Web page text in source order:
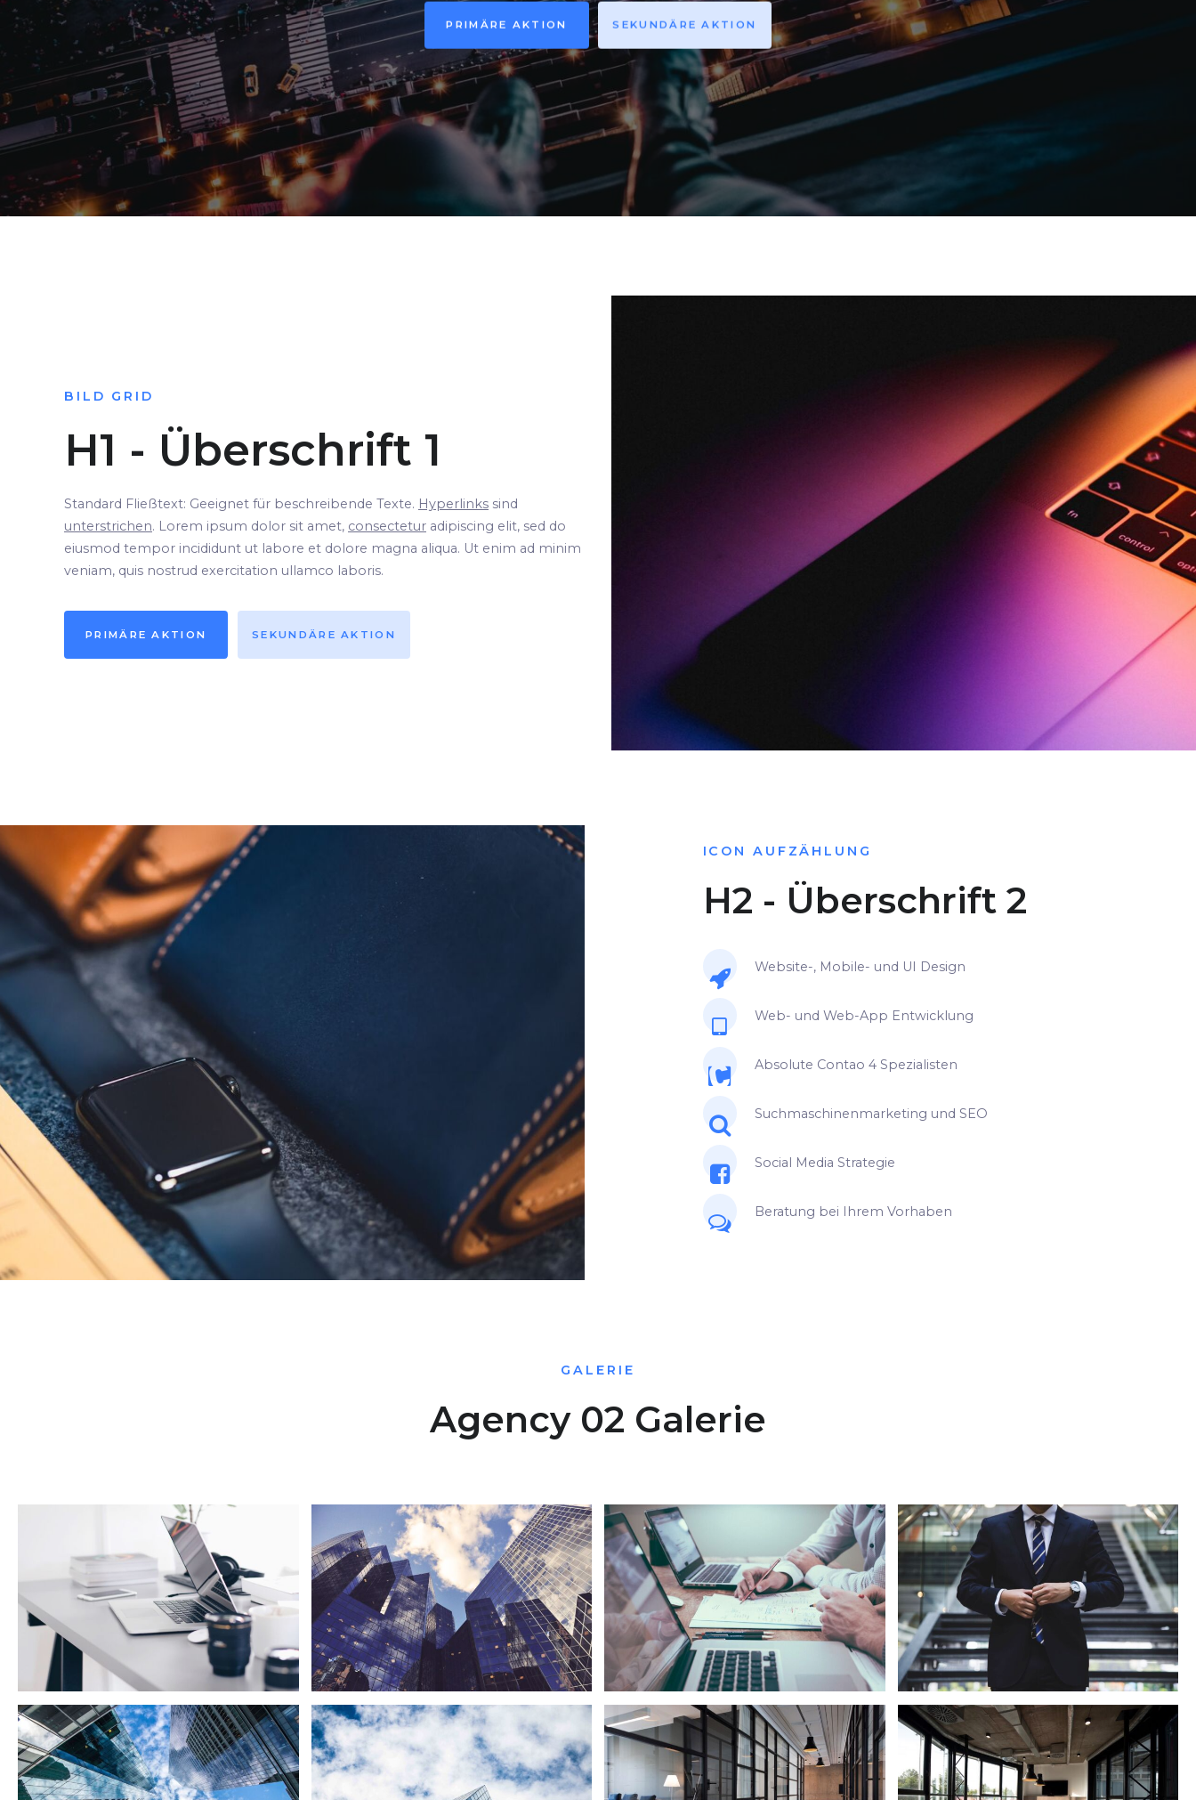
PRIMÄRE AKTION SEKUNDÄRE AKTION
BILD GRID
H1 - Überschrift 1
Standard Fließtext: Geeignet für beschreibende Texte. Hyperlinks sind
unterstrichen. Lorem ipsum dolor sit amet, consectetur adipiscing elit, sed do
eiusmod tempor incididunt ut labore et dolore magna aliqua. Ut enim ad minim
veniam, quis nostrud exercitation ullamco laboris.
PRIMÄRE AKTION SEKUNDÄRE AKTION
ICON AUFZÄHLUNG
H2 - Überschrift 2
Website-, Mobile- und UI Design
Web- und Web-App Entwicklung
Absolute Contao 4 Spezialisten
Suchmaschinenmarketing und SEO
Social Media Strategie
Beratung bei Ihrem Vorhaben
GALERIE
Agency 02 Galerie